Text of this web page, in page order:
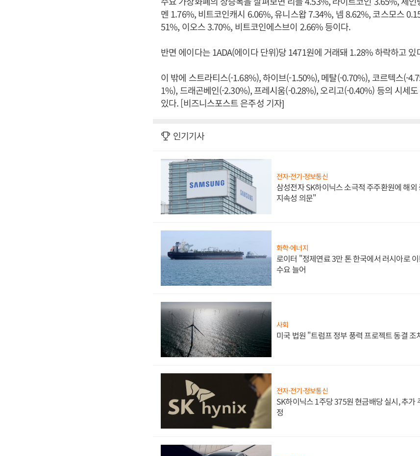
멘 1.76%, 비트코인캐시 6.06%, 유니스왑 7.34%, 넴 8.62%, 코스모스
51%, 이오스 3.70%, 비트코인에스브이 2.66% 등이다.
반면 에이다는 1ADA(에이다 단위)당 1471원에 거래돼 1.28% 하락하고 있
이 밖에 스트라티스(-1.68%), 하이브(-1.50%), 메탈(-0.70%), 코르텍스(-
1%), 드래곤베인(-2.30%), 프레시움(-0.28%), 오리고(-0.40%) 등의 시세
있다. [비즈니스포스트 은주성 기자]
인기기사
전자·전기·정보통신
삼성전자 SK하이닉스 소극적 주주환원에 해
지속성 의문"
화학·에너지
로이터 "정제연료 3만 톤 한국에서 러시아로
수요 늘어
사회
미국 법원 "트럼프 정부 풍력 프로젝트 동결 조
전자·전기·정보통신
SK하이닉스 1주당 375원 현금배당 실시, 추가
정